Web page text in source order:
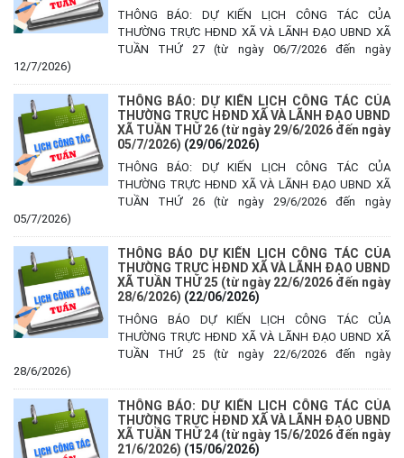
THÔNG BÁO: DỰ KIẾN LỊCH CÔNG TÁC CỦA
THƯỜNG TRỰC HĐND XÃ VÀ LÃNH ĐẠO UBND XÃ
TUẦN THỨ 27 (từ ngày 06/7/2026 đến ngày
12/7/2026)
THÔNG BÁO: DỰ KIẾN LỊCH CÔNG TÁC CỦA
THƯỜNG TRỰC HĐND XÃ VÀ LÃNH ĐẠO UBND
XÃ TUẦN THỨ 26 (từ ngày 29/6/2026 đến ngày
05/7/2026) (29/06/2026)
THÔNG BÁO: DỰ KIẾN LỊCH CÔNG TÁC CỦA
THƯỜNG TRỰC HĐND XÃ VÀ LÃNH ĐẠO UBND XÃ
TUẦN THỨ 26 (từ ngày 29/6/2026 đến ngày
05/7/2026)
THÔNG BÁO DỰ KIẾN LỊCH CÔNG TÁC CỦA
THƯỜNG TRỰC HĐND XÃ VÀ LÃNH ĐẠO UBND
XÃ TUẦN THỨ 25 (từ ngày 22/6/2026 đến ngày
28/6/2026) (22/06/2026)
THÔNG BÁO DỰ KIẾN LỊCH CÔNG TÁC CỦA
THƯỜNG TRỰC HĐND XÃ VÀ LÃNH ĐẠO UBND XÃ
TUẦN THỨ 25 (từ ngày 22/6/2026 đến ngày
28/6/2026)
THÔNG BÁO: DỰ KIẾN LỊCH CÔNG TÁC CỦA
THƯỜNG TRỰC HĐND XÃ VÀ LÃNH ĐẠO UBND
XÃ TUẦN THỨ 24 (từ ngày 15/6/2026 đến ngày
21/6/2026) (15/06/2026)